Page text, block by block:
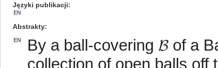
Języki publikacji
EN
Abstrakty
EN
By a ball-covering 𝓑 of a
collection of open balls off